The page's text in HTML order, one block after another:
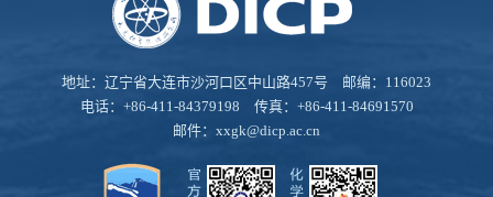
地址：辽宁省大连市沙河口区中山路457号 邮编：116023
电话：+86-411-84379198 传真：+86-411-84691570
邮件： xxgk@dicp.ac.cn